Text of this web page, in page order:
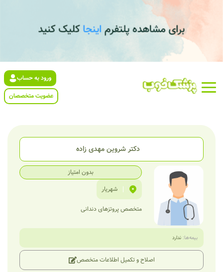
ورود به حساب
عضویت متخصصان
دکتر شروین مهدی زاده
بدون امتیاز
| شهریار
متخصص پروتزهای دندانی
بیمه‌ها: ندارد
اصلاح و تکمیل اطلاعات متخصص